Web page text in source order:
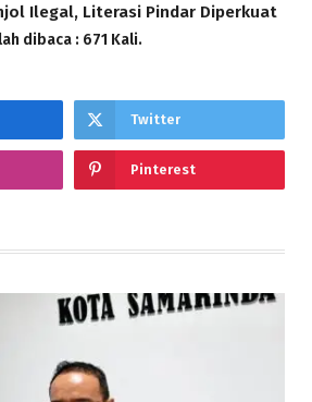
Ilegal, Literasi Pindar Diperkuat
dibaca : 671 Kali.
Twitter
Pinterest